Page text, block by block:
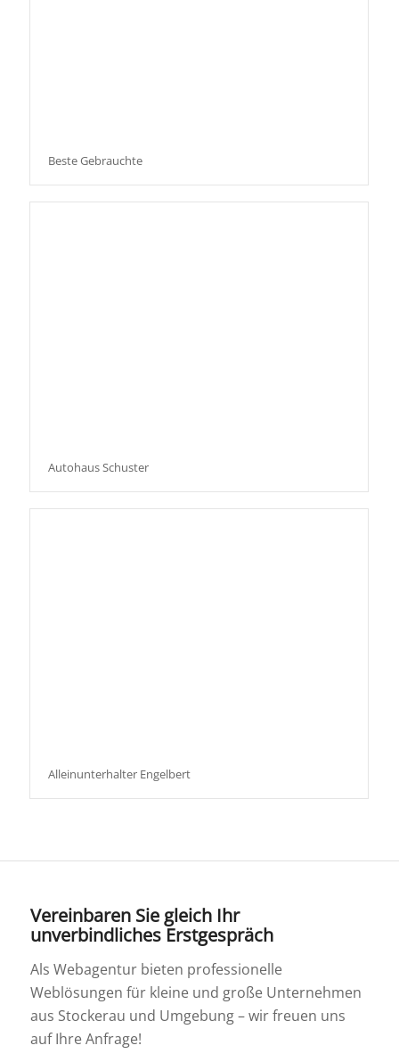
Beste Gebrauchte
Autohaus Schuster
Alleinunterhalter Engelbert
Vereinbaren Sie gleich Ihr
unverbindliches Erstgespräch
Als Webagentur bieten professionelle
Weblösungen für kleine und große Unternehmen
aus Stockerau und Umgebung – wir freuen uns
auf Ihre Anfrage!